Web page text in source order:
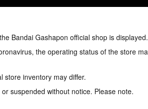
Bandai Gashapon official shop is
the operating status of the store
store inventory may differ.
suspended without notice. Please note.